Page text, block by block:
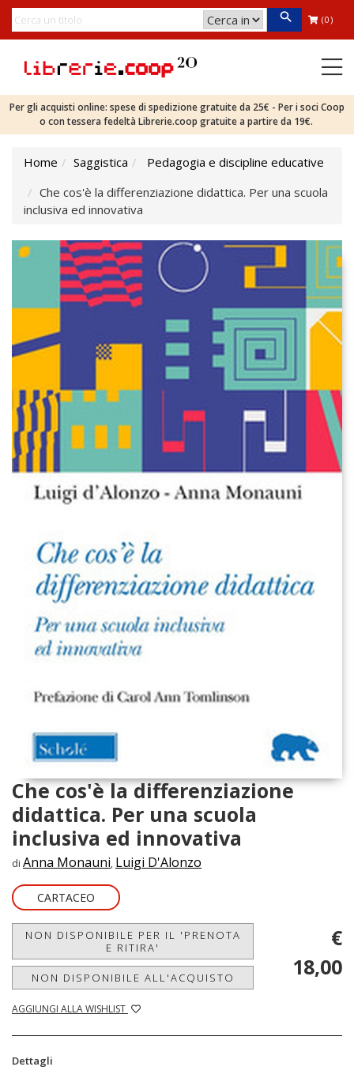
(0)
Per gli acquisti online: spese di spedizione gratuite da 25€ - Per i soci Coop
o con tessera fedeltà Librerie.coop gratuite a partire da 19€.
Home Saggistica
Pedagogia e discipline educative
Che cos'è la differenziazione didattica. Per una scuola
inclusiva ed innovativa
Che cos'è la differenziazione
didattica. Per una scuola
inclusiva ed innovativa
di Anna Monauni, Luigi D'Alonzo
CARTACEO
NON DISPONIBILE PER IL 'PRENOTA
E RITIRA'
NON DISPONIBILE ALL'ACQUISTO
AGGIUNGI ALLA WISHLIST
€
18,00
Dettagli